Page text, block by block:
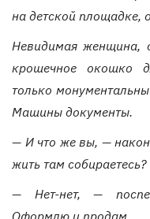
на детской площадке,
Невидимая женщина,
крошечное окошко
только
Машины документы.
— И что же вы, —
жить там собираетесь?
— Нет-нет, —
Оформлю и продам.